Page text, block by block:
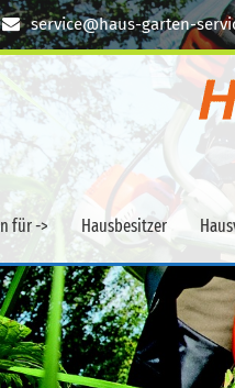
service@haus-garten-
für -> Hausbesitzer